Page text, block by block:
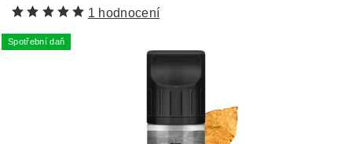
1 hodnocení
Spotřební daň